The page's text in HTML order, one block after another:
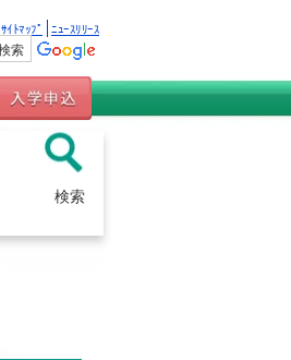
ｻｲﾄﾏｯﾌﾟ ﾆｭｰｽﾘﾘｰｽ
検索